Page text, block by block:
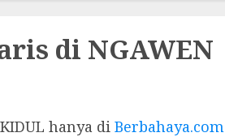
di NGAWEN
hanya di Berbahaya.com